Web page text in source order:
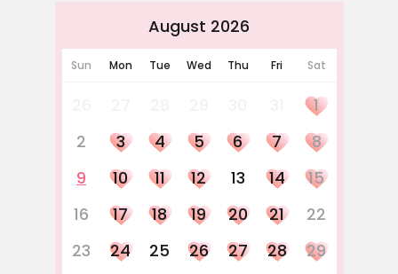
August 2026
Sun Mon Tue Wed Thu Fri Sat
1
2
3 4 5 6 7
8
9
10 11 12 13 14
15
16
17 18 19 20 21
22
23
24 25 26 27 28
29